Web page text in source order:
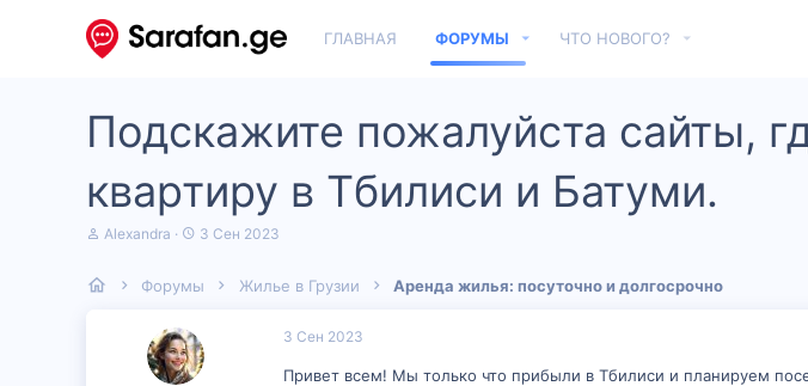
ГЛАВНАЯ ФОРУМЫ ЧТО НОВОГО?
Подскажите пожалуйста сайты,
квартиру в Тбилиси и Батуми.
А
о
Alexandra
Д
а
ч
а
3 Сен 2023
Форумы Жилье в Грузии Аренда жилья: посуточно и долгосрочно
3 Сен 2023
Привет всем! Мы только что прибыли в Тбилиси и планируем